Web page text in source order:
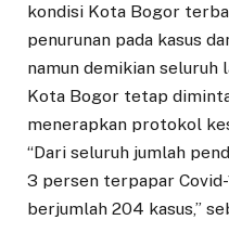
kondisi Kota Bogor
penurunan pada kasus
namun demikian seluruh
Kota Bogor tetap
menerapkan protokol
“Dari seluruh jumlah
3 persen terpapar
berjumlah 204 kasus,”